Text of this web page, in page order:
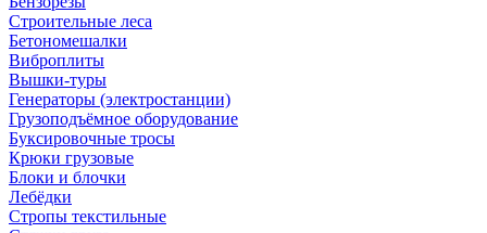
Строительные леса
Бетономешалки
Виброплиты
Вышки-туры
Генераторы (электростанции)
Грузоподъёмное оборудование
Буксировочные тросы
Крюки грузовые
Блоки и блочки
Лебёдки
Стропы текстильные